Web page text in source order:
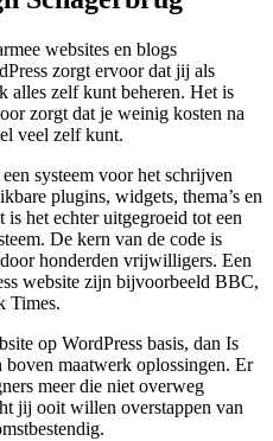
websites en blogs
zorgt ervoor dat jij als
alles zelf kunt beheren. Het is
zorgt dat je weinig kosten na
veel zelf kunt.
systeem voor het schrijven
plugins, widgets, thema’s en
het echter uitgegroeid tot een
De kern van de code is
honderden vrijwilligers. Een
website zijn bijvoorbeeld BBC,
Times.
op WordPress basis, dan Is
maatwerk oplossingen. Er
meer die niet overweg
jij ooit willen overstappen van